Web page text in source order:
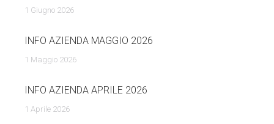
1 Giugno 2026
INFO AZIENDA MAGGIO 2026
1 Maggio 2026
INFO AZIENDA APRILE 2026
1 Aprile 2026